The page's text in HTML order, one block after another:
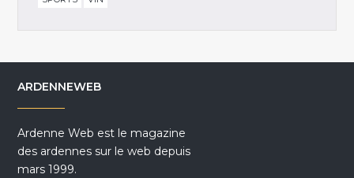
ARDENNEWEB
Ardenne Web est le magazine
des ardennes sur le web depuis
mars 1999.